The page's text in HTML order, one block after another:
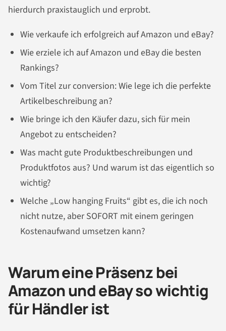
hierdurch praxistauglich und erprobt.
Wie verkaufe ich erfolgreich auf Amazon und eBay?
Wie erziele ich auf Amazon und eBay die besten
Rankings?
Vom Titel zur conversion: Wie lege ich die perfekte
Artikelbeschreibung an?
Wie bringe ich den Käufer dazu, sich für mein
Angebot zu entscheiden?
Was macht gute Produktbeschreibungen und
Produktfotos aus? Und warum ist das eigentlich so
wichtig?
Welche „Low hanging Fruits“ gibt es, die ich noch
nicht nutze, aber SOFORT mit einem geringen
Kostenaufwand umsetzen kann?
Warum eine Präsenz bei
Amazon und eBay so wichtig
für Händler ist